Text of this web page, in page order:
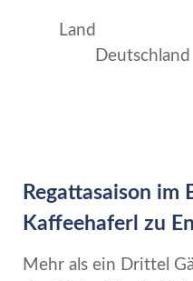
Land
Deutschland
Regattasaison im
Kaffeehaferl zu
Mehr als ein Drittel